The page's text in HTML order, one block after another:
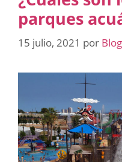
parques
15 julio, 2021 por